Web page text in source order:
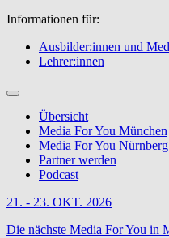
Informationen für:
Ausbilder:innen und
Lehrer:innen
Übersicht
Media For You München
Media For You Nürnberg
Partner werden
Podcast
21. - 23. OKT. 2026
Die nächste Media For You in